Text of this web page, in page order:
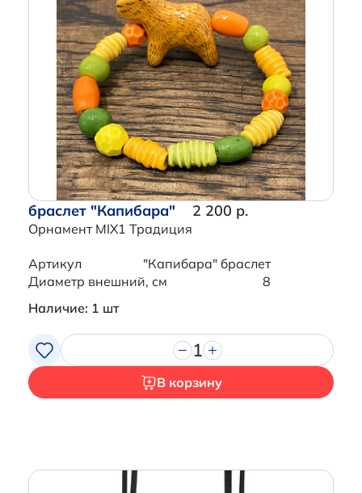
браслет "Капибара"
Орнамент MIX1 Традиция
2 200 р.
Артикул
"Капибара" браслет
Диаметр внешний, см
8
Наличие: 1 шт
1
В корзину